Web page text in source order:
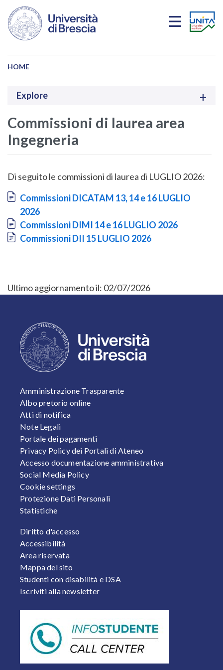
Salta al contenuto principale
HOME
Explore
Commissioni di laurea area
Ingegneria
Di seguito le commissioni di laurea di LUGLIO 2026:
Document
Commissioni DICATAM 13, 14 e 16 LUGLIO
2026
Document
Commissioni DIMI 14 e 16 LUGLIO 2026
Document
Commissioni DII 15 LUGLIO 2026
Ultimo aggiornamento il: 02/07/2026
FOOTER 1
Amministrazione Trasparente
Albo pretorio online
Atti di notifica
Note Legali
Portale dei pagamenti
Privacy Policy dei Portali di Ateneo
Accesso documentazione amministrativa
Social Media Policy
Cookie settings
Protezione Dati Personali
Statistiche
FOOTER 2
Diritto d'accesso
Accessibilità
Area riservata
Mappa del sito
Studenti con disabilità e DSA
Iscriviti alla newsletter